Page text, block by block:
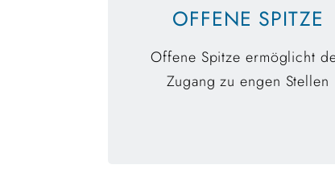
OFFENE SPITZE
Offene Spitze ermöglicht
Zugang zu engen Stellen